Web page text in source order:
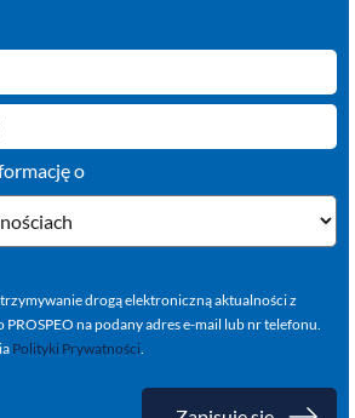
o
drogą elektroniczną aktualności z
na podany adres e-mail lub nr telefonu.
Polityki Prywatności.